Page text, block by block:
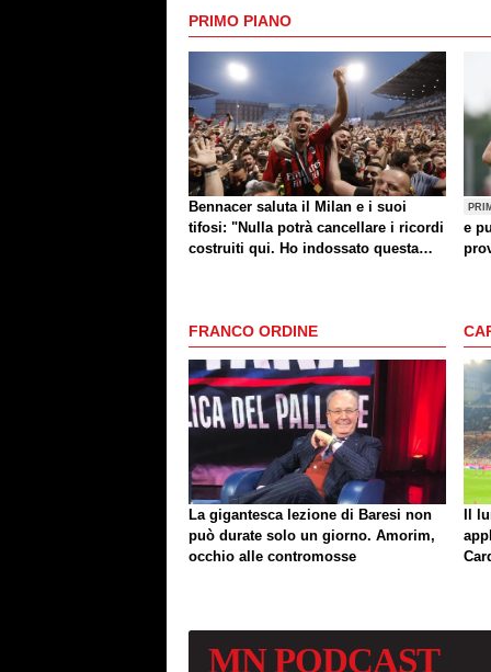
PRIMO PIANO
Bennacer saluta il Milan e i suoi
tifosi: "Nulla potrà cancellare i ricordi
costruiti qui. Ho indossato questa
e
FRANCO ORDINE
La gigantesca lezione di Baresi non
può durate solo un giorno. Amorim,
occhio alle contromosse
Il
MNPODCAST